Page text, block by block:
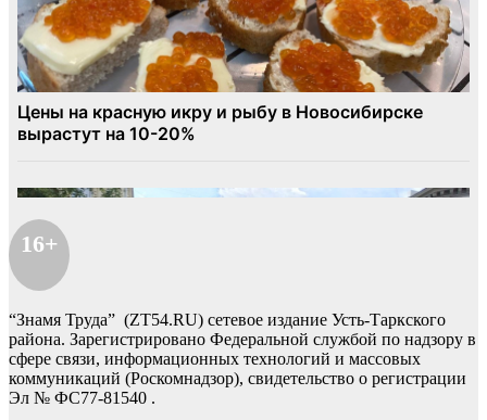
16+
“Знамя Труда” (ZT54.RU) сетевое издание Усть-Таркского
района. Зарегистрировано Федеральной службой по надзору в
сфере связи, информационных технологий и массовых
коммуникаций (Роскомнадзор), свидетельство о регистрации
Эл № ФС77-81540 .